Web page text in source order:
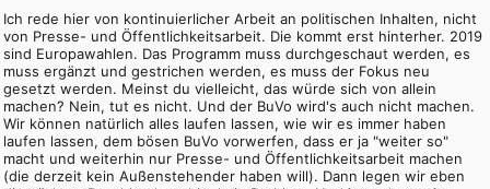
Ich rede hier von kontinuierlicher Arbeit an politischen Inhalten, nicht
von Presse- und Öffentlichkeitsarbeit. Die kommt erst hinterher. 2019
sind Europawahlen. Das Programm muss durchgeschaut werden, es
muss ergänzt und gestrichen werden, es muss der Fokus neu
gesetzt werden. Meinst du vielleicht, das würde sich von allein
machen? Nein, tut es nicht. Und der BuVo wird's auch nicht machen.
Wir können natürlich alles laufen lassen, wie wir es immer haben
laufen lassen, dem bösen BuVo vorwerfen, dass er ja "weiter so"
macht und weiterhin nur Presse- und Öffentlichkeitsarbeit machen
(die derzeit kein Außenstehender haben will). Dann legen wir eben